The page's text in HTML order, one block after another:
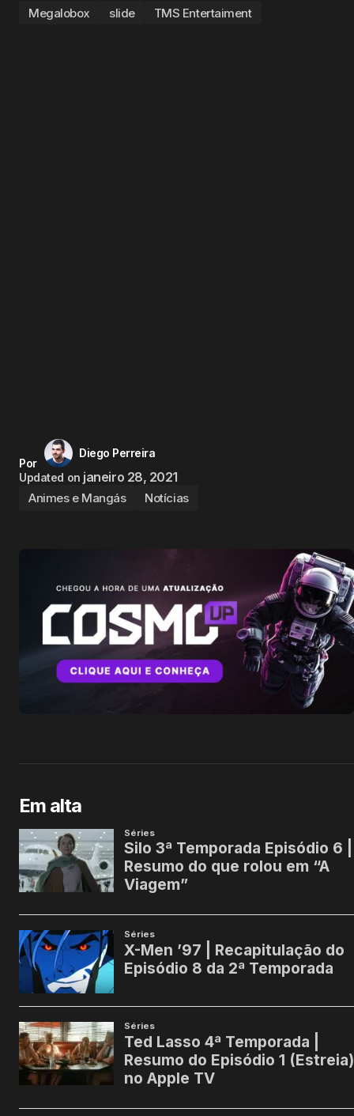
Megalobox slide TMS Entertaiment
Por
Diego Perreira
Updated on janeiro 28, 2021
Animes e Mangás Notícias
Em alta